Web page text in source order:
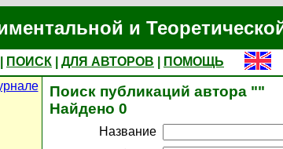
и
ПОИСК ДЛЯ АВТОРОВ
ПОМОЩЬ
Поиск публикаций автора ""
Найдено 0
Название